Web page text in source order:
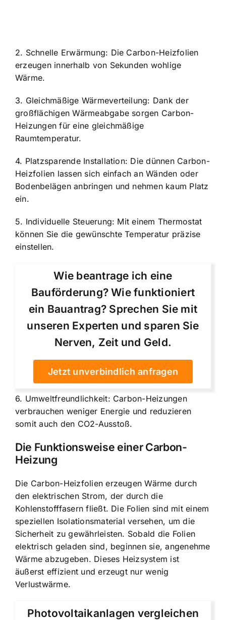
2. Schnelle Erwärmung: Die Carbon-Heizfolien
erzeugen innerhalb von Sekunden wohlige
Wärme.
3. Gleichmäßige Wärmeverteilung: Dank der
großflächigen Wärmeabgabe sorgen Carbon-
Heizungen für eine gleichmäßige
Raumtemperatur.
4. Platzsparende Installation: Die dünnen Carbon-
Heizfolien lassen sich einfach an Wänden oder
Bodenbelägen anbringen und nehmen kaum Platz
ein.
5. Individuelle Steuerung: Mit einem Thermostat
können Sie die gewünschte Temperatur präzise
einstellen.
Wie beantrage ich eine
Bauförderung? Wie funktioniert
ein Bauantrag? Sprechen Sie mit
unseren Experten und sparen Sie
Nerven, Zeit und Geld.
Jetzt unverbindlich anfragen
6. Umweltfreundlichkeit: Carbon-Heizungen
verbrauchen weniger Energie und reduzieren
somit auch den CO2-Ausstoß.
Die Funktionsweise einer Carbon-
Heizung
Die Carbon-Heizfolien erzeugen Wärme durch
den elektrischen Strom, der durch die
Kohlenstofffasern fließt. Die Folien sind mit einem
speziellen Isolationsmaterial versehen, um die
Sicherheit zu gewährleisten. Sobald die Folien
elektrisch geladen sind, beginnen sie, angenehme
Wärme abzugeben. Dieses Heizsystem ist
äußerst effizient und erzeugt nur wenig
Verlustwärme.
Photovoltaikanlagen vergleichen